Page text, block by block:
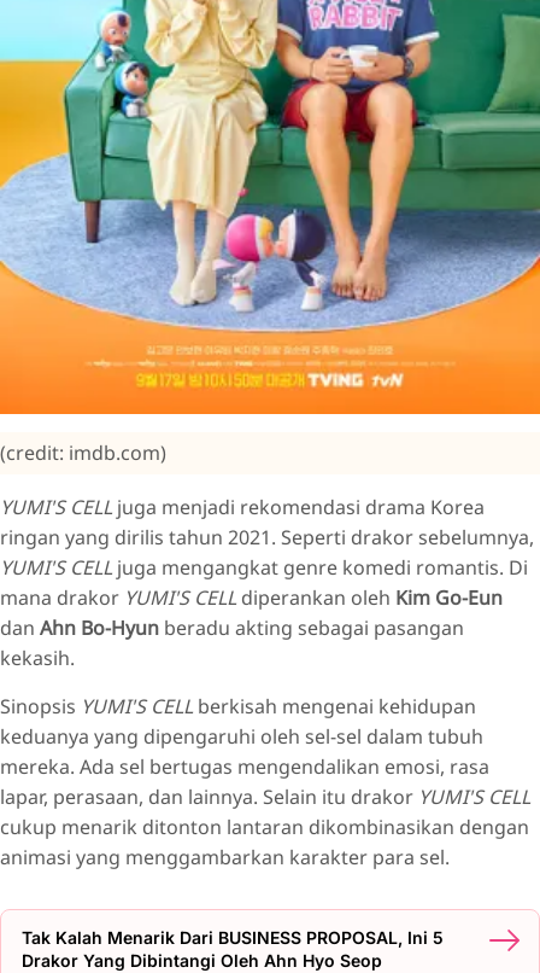
(credit: imdb.com)
YUMI'S CELL juga menjadi rekomendasi drama Korea
ringan yang dirilis tahun 2021. Seperti drakor sebelumnya,
YUMI'S CELL juga mengangkat genre komedi romantis. Di
mana drakor YUMI'S CELL diperankan oleh Kim Go-Eun
dan Ahn Bo-Hyun beradu akting sebagai pasangan
kekasih.
Sinopsis YUMI'S CELL berkisah mengenai kehidupan
keduanya yang dipengaruhi oleh sel-sel dalam tubuh
mereka. Ada sel bertugas mengendalikan emosi, rasa
lapar, perasaan, dan lainnya. Selain itu drakor YUMI'S CELL
cukup menarik ditonton lantaran dikombinasikan dengan
animasi yang menggambarkan karakter para sel.
Tak Kalah Menarik Dari BUSINESS PROPOSAL, Ini 5
Drakor Yang Dibintangi Oleh Ahn Hyo Seop